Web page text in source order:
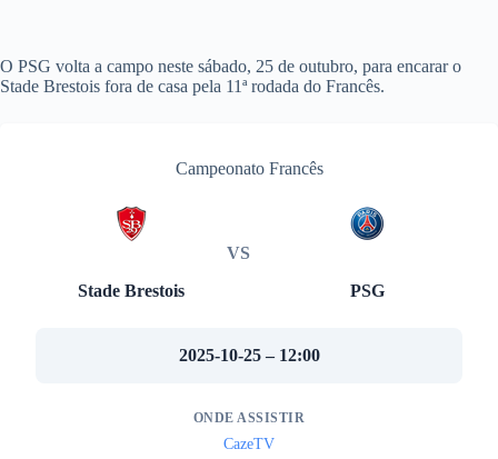
O PSG volta a campo neste sábado, 25 de outubro, para encarar o
Stade Brestois fora de casa pela 11ª rodada do Francês.
Campeonato Francês
Stade Brestois
VS
PSG
2025-10-25 – 12:00
ONDE ASSISTIR
CazeTV